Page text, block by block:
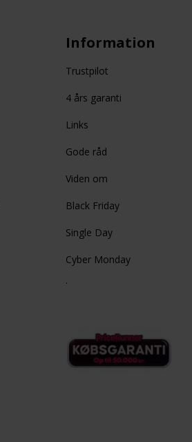
Information
Trustpilot
4 års garanti
Links
Gode råd
Viden om
Black Friday
Single Day
Cyber Monday
.